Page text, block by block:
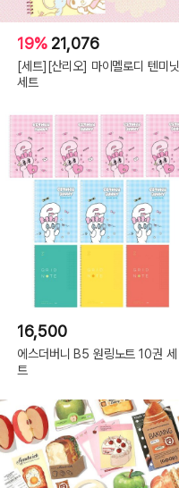
19% 21,076
[세트][산리오] 마이멜로디 텐미닛
세트
16,500
에스더버니 B5 원링노트 10권 세
트